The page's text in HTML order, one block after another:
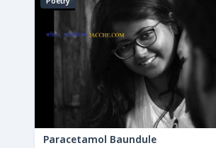
Paracetamol Baundule